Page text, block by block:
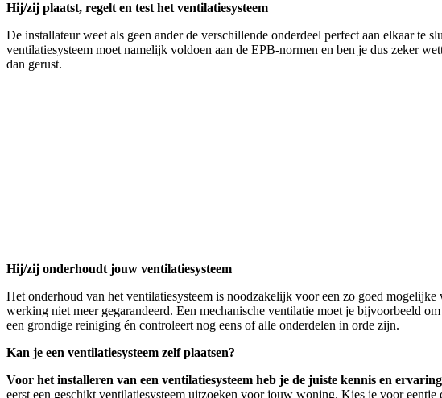
Hij/zij plaatst, regelt en test het ventilatiesysteem
De installateur weet als geen ander de verschillende onderdeel perfect aan elkaar
ventilatiesysteem moet namelijk voldoen aan de EPB-normen en ben je dus zeker
dan gerust.
Hij/zij onderhoudt jouw ventilatiesysteem
Het onderhoud van het ventilatiesysteem is noodzakelijk voor een zo goed
werking niet meer gegarandeerd. Een mechanische ventilatie moet je bijvoorbeeld
een grondige reiniging én controleert nog eens of alle onderdelen in orde zijn.
Kan je een ventilatiesysteem zelf plaatsen?
Voor het installeren van een ventilatiesysteem heb je de juiste kennis en
eerst een geschikt ventilatiesysteem uitzoeken voor jouw woning. Kies je voor